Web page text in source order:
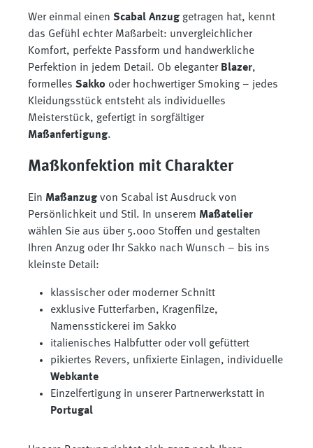
Wer einmal einen Scabal Anzuggetragen hat, kennt
das Gefühl echter Maßarbeit: unvergleichlicher
Komfort, perfekte Passform und handwerkliche
Perfektion in jedem Detail. Ob eleganter Blazer,
formelles Sakko oder hochwertiger Smoking – jedes
Kleidungsstück entsteht als individuelles
Meisterstück, gefertigt in sorgfältiger
Maßanfertigung.
Maßkonfektion mit Charakter
Ein Maßanzugvon Scabal ist Ausdruck von
Persönlichkeit und Stil. In unserem Maßatelier
wählen Sie aus über 5.000 Stoffen und gestalten
Ihren Anzug oder Ihr Sakko nach Wunsch – bis ins
kleinste Detail:
klassischer oder moderner Schnitt
exklusive Futterfarben, Kragenfilze,
Namensstickerei im Sakko
italienisches Halbfutter oder voll gefüttert
pikiertes Revers, unfixierte Einlagen, individuelle
Webkante
Einzelfertigung in unserer Partnerwerkstatt in
Portugal